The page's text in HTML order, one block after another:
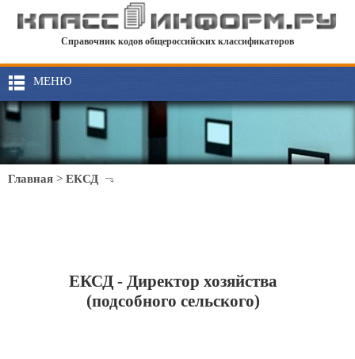
Справочник кодов общероссийских классификаторов
МЕНЮ
Главная > ЕКСД
ЕКСД - Директор хозяйства
(подсобного сельского)